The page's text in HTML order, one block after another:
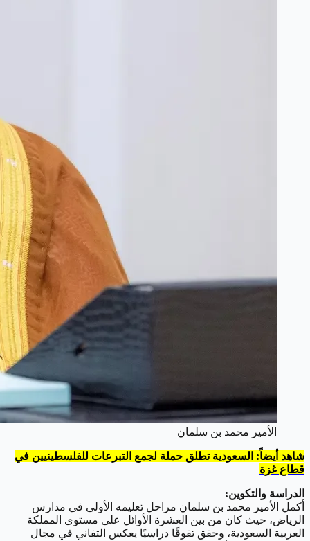
الأمير محمد بن سلمان
شاهد أيضاً: السعودية تطلق حملة لجمع التبرعات للفلسطينيين في
قطاع غزة
الدراسة والتكوين:
أكمل الأمير محمد بن سلمان مراحل تعليمه الأولى في مدارس
الرياض، حيث كان من بين العشرة الأوائل على مستوى المملكة
العربية السعودية، وحقق تفوقًا دراسيًا يعكس التفاني في مجال